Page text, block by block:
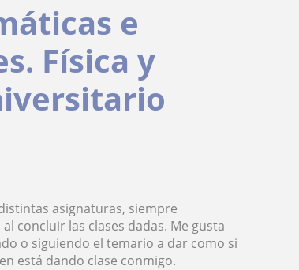
e
Física y
asignaturas, siempre
concluir las clases dadas. Me gusta
o siguiendo el temario a dar como si
está dando clase conmigo.